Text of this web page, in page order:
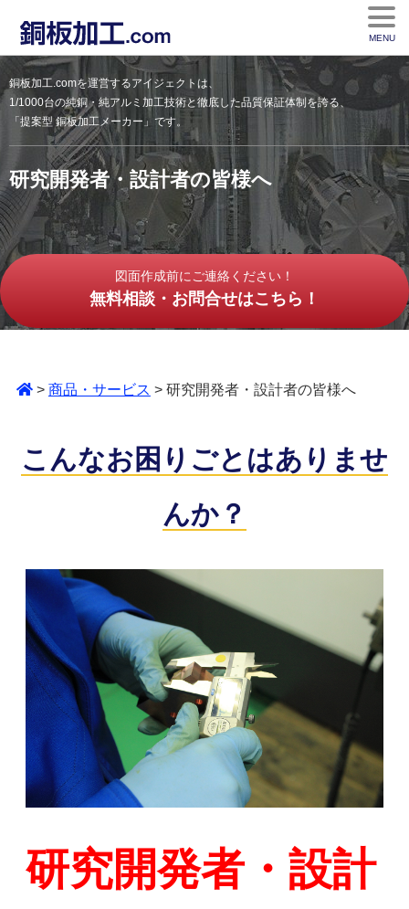
MENU
銅板加工.comを運営するアイジェクトは、
1/1000台の純銅・純アルミ加工技術と徹底した品質保証体制を誇る、
「提案型 銅板加工メーカー」です。
研究開発者・設計者の皆様へ
図面作成前にご連絡ください！
無料相談・お問合せはこちら！
> 商品・サービス > 研究開発者・設計者の皆様へ
こんなお困りごとはありませ
んか？
研究開発者・設計